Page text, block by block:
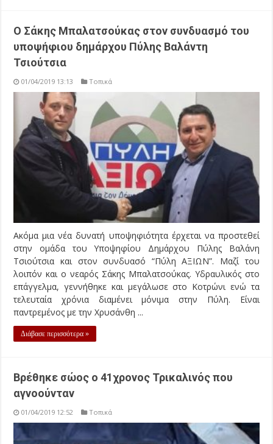
Ο Σάκης Μπαλατσούκας στον συνδυασμό του
υποψήφιου δημάρχου Πύλης Βαλάντη
Τσιούτσια
01/04/2019 13:13 Τοπικά
Ακόμα μια νέα δυνατή υποψηφιότητα έρχεται να προστεθεί
στην ομάδα του Υποψηφίου Δημάρχου Πύλης Βαλάνη
Τσιούτσια και στον συνδυασό “Πύλη ΑΞΙΩΝ”. Μαζί του
λοιπόν και ο νεαρός Σάκης Μπαλατσούκας. Υδραυλικός στο
επάγγελμα, γεννήθηκε και μεγάλωσε στο Κοτρώνι ενώ τα
τελευταία χρόνια διαμένει μόνιμα στην Πύλη. Είναι
παντρεμένος με την Χρυσάνθη ...
Διάβασε περισσότερα »
Βρέθηκε σώος ο 41χρονος Τρικαλινός που
αγνοούνταν
01/04/2019 12:52 Τοπικά